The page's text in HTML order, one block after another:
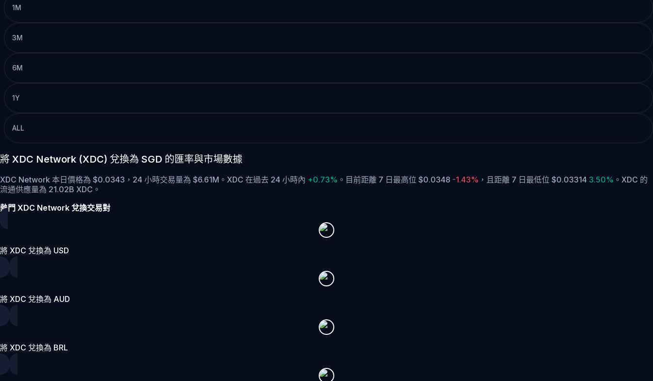
1M
3M
6M
1Y
ALL
將 XDC Network (XDC) 兌換為 SGD 的匯率與市場數據
XDC Network 本日價格為 $0.0343，24 小時交易量為 $6.61M。XDC 在過去 24 小時內 +0.73% 。 目前距離 7 日最高位 $0.0348 -1.43% ， 且距離 7 日最低位 $0.03314 3.50% 。 XDC 的
流通供應量為 21.02B XDC。
熱門 XDC Network 兌換交易對
將 XDC 兌換為 USD
將 XDC 兌換為 AUD
將 XDC 兌換為 BRL